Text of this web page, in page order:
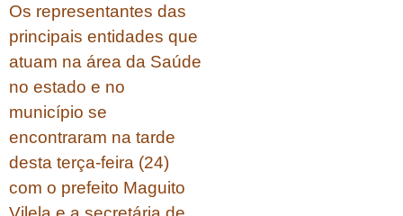
Os representantes das
principais entidades que
atuam na área da Saúde
no estado e no
município se
encontraram na tarde
desta terça-feira (24)
com o prefeito Maguito